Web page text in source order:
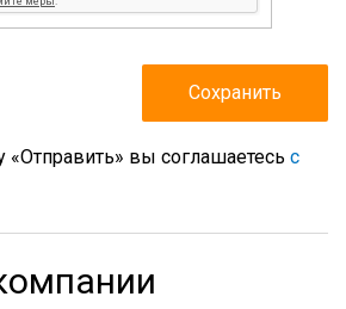
«Отправить» вы соглашаетесь с